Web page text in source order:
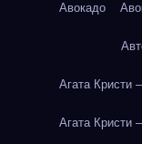
Авокадо
Агата Кристи
Агата Кристи